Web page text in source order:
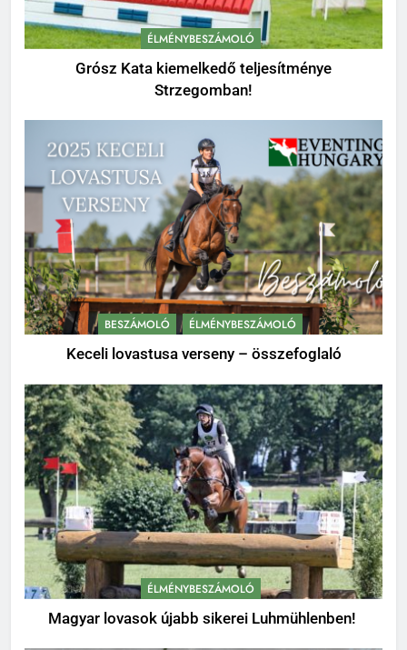
ÉLMÉNYBESZÁMOLÓ
Grósz Kata kiemelkedő teljesítménye
Strzegomban!
BESZÁMOLÓ ÉLMÉNYBESZÁMOLÓ
Keceli lovastusa verseny – összefoglaló
ÉLMÉNYBESZÁMOLÓ
Magyar lovasok újabb sikerei Luhmühlenben!